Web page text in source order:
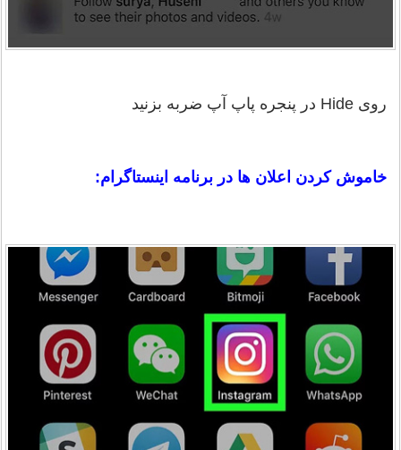
روی Hide در پنجره پاپ آپ ضربه بزنید
خاموش کردن اعلان ها در برنامه اینستاگرام: